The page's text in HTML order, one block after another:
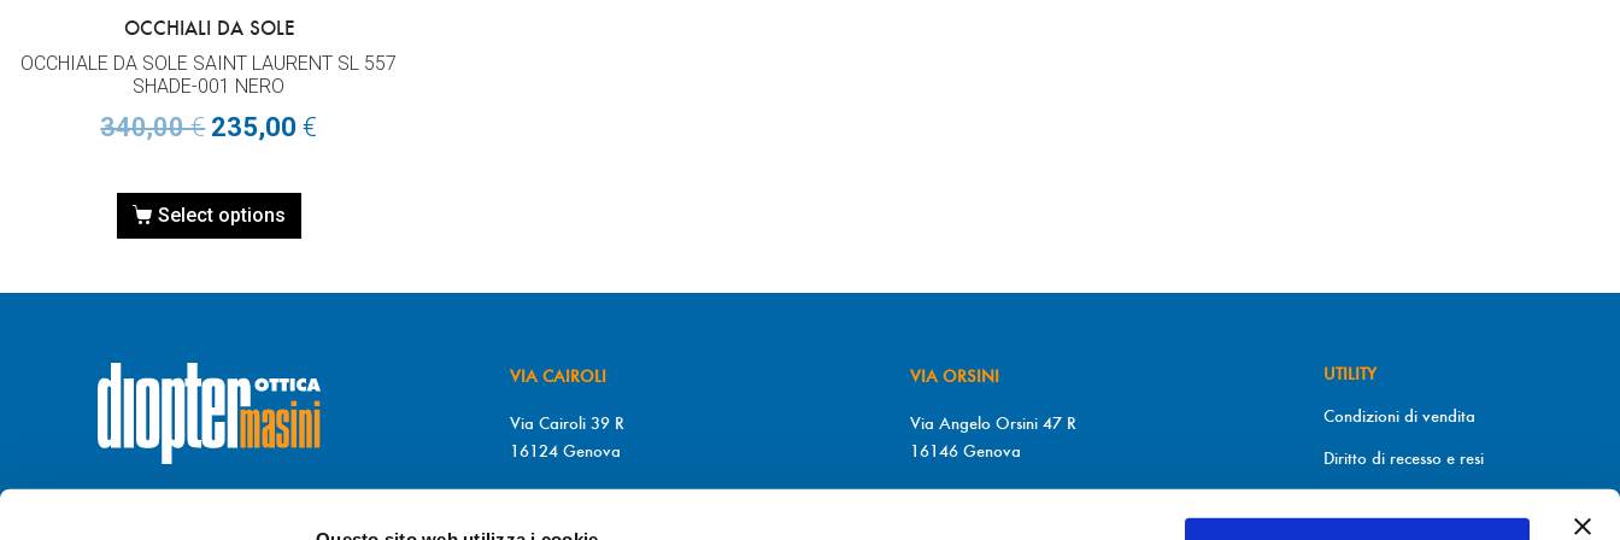
OCCHIALI DA SOLE
OCCHIALE DA SOLE SAINT LAURENT SL 557
SHADE-001 NERO
340,00€ 235,00€
Select options
VIA CAIROLI
Via Cairoli 39 R
16124 Genova
VIA ORSINI
Via Angelo Orsini 47 R
16146 Genova
UTILITY
Condizioni di vendita
Diritto di recesso e resi